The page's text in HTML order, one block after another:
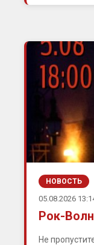
НОВОСТЬ
05.08.2026
Рок-
Не